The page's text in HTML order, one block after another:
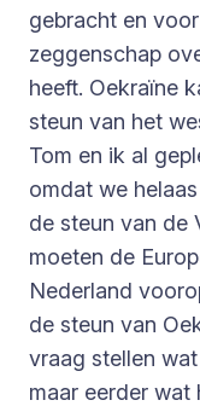
gebracht en
zeggenschap
heeft. Oekraïne
steun van het
Tom en ik al
omdat we
de steun van de
moeten de
Nederland
de steun van
vraag stellen
maar eerder